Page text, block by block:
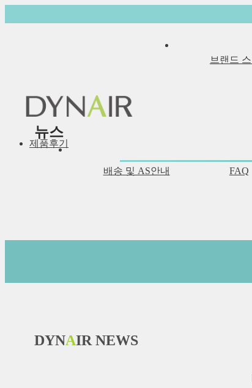
브랜드 스
제품후기
배송 및 AS안내 FAQ
뉴스
"좋은 공기가 환경을 만들고,좋은 환경이 좋은 생
DYNAIR NEWS